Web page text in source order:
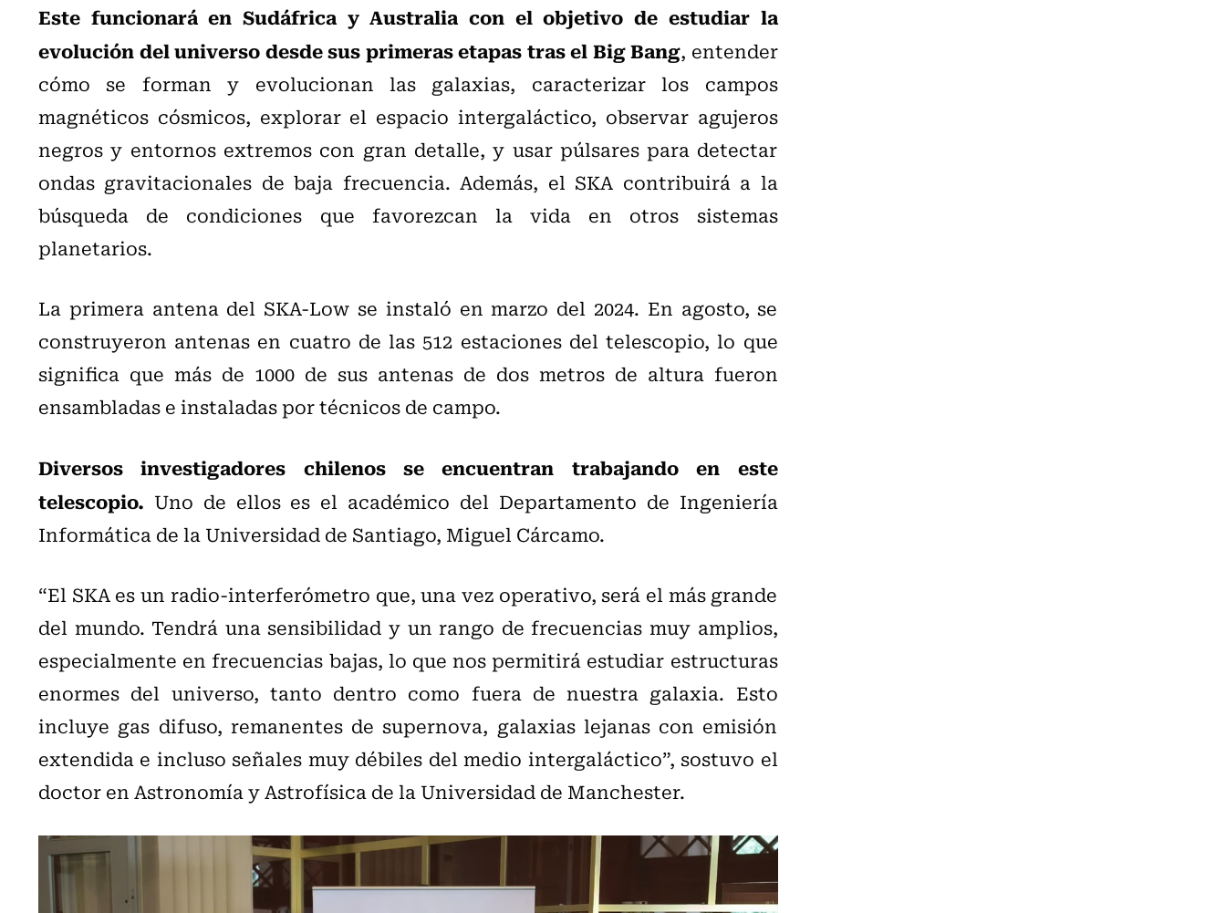
Este funcionará en Sudáfrica y Australia con el objetivo de estudiar la
evolución del universo desde sus primeras etapas tras el Big Bang, entender
cómo se forman y evolucionan las galaxias, caracterizar los campos
magnéticos cósmicos, explorar el espacio intergaláctico, observar agujeros
negros y entornos extremos con gran detalle, y usar púlsares para detectar
ondas gravitacionales de baja frecuencia. Además, el SKA contribuirá a la
búsqueda de condiciones que favorezcan la vida en otros sistemas
planetarios.
La primera antena del SKA-Low se instaló en marzo del 2024. En agosto, se
construyeron antenas en cuatro de las 512 estaciones del telescopio, lo que
significa que más de 1000 de sus antenas de dos metros de altura fueron
ensambladas e instaladas por técnicos de campo.
Diversos investigadores chilenos se encuentran trabajando en este
telescopio. Uno de ellos es el académico del Departamento de Ingeniería
Informática de la Universidad de Santiago, Miguel Cárcamo.
“El SKA es un radio-interferómetro que, una vez operativo, será el más grande
del mundo. Tendrá una sensibilidad y un rango de frecuencias muy amplios,
especialmente en frecuencias bajas, lo que nos permitirá estudiar estructuras
enormes del universo, tanto dentro como fuera de nuestra galaxia. Esto
incluye gas difuso, remanentes de supernova, galaxias lejanas con emisión
extendida e incluso señales muy débiles del medio intergaláctico”, sostuvo el
doctor en Astronomía y Astrofísica de la Universidad de Manchester.